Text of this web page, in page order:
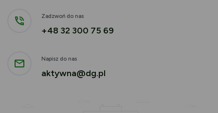
Zadzwoń do nas
+48 32 300 75 69
Napisz do nas
aktywna@dg.pl